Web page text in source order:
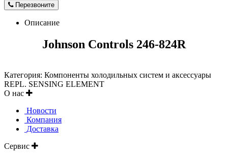
Перезвоните
Описание
Johnson Controls 246-824R
Категория: Компоненты холодильных систем и аксессуары
REPL. SENSING ELEMENT
О нас
Новости
Компания
Доставка
Сервис